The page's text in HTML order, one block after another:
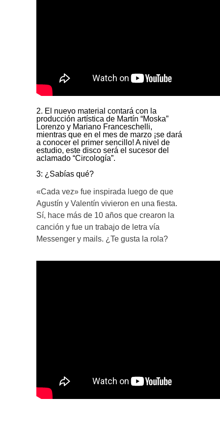
2. El nuevo material contará con la
producción artística de Martín “Moska”
Lorenzo y Mariano Franceschelli,
mientras que en el mes de marzo ¡se dará
a conocer el primer sencillo! A nivel de
estudio, este disco será el sucesor del
aclamado “Circología”.
3: ¿Sabías qué?
«Cada vez» fue inspirada luego de que
Agustín y Valentín vivieron en una fiesta.
Sí, hace más de 10 años que crearon la
canción y fue un trabajo de letra vía
Messenger y mails. ¿Te gusta la rola?